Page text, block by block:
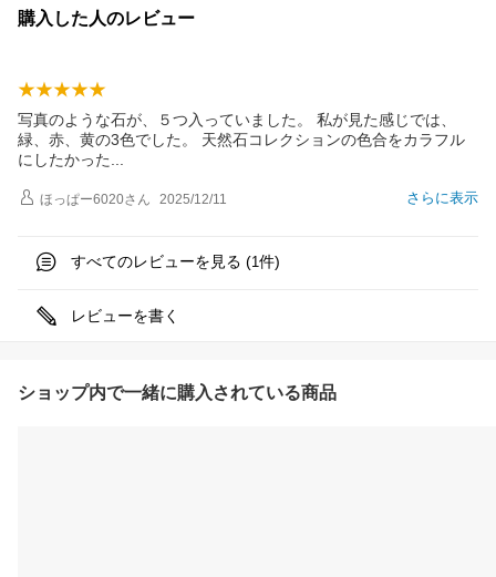
購入した人のレビュー
写真のような石が、５つ入っていました。 私が見た感じでは、
緑、赤、黄の3色でした。 天然石コレクションの色合をカラフル
にしたかった
さらに表示
ほっぱー6020さん 2025/12/11
すべてのレビューを見る (1件)
レビューを書く
ショップ内で一緒に購入されている商品